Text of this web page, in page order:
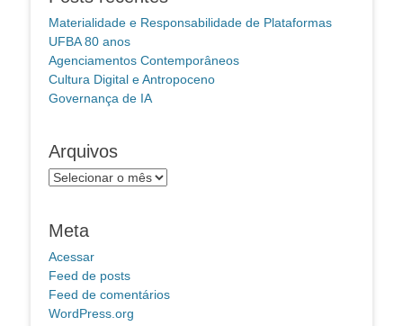
Materialidade e Responsabilidade de Plataformas
UFBA 80 anos
Agenciamentos Contemporâneos
Cultura Digital e Antropoceno
Governança de IA
Arquivos
Arquivos
Meta
Acessar
Feed de posts
Feed de comentários
WordPress.org